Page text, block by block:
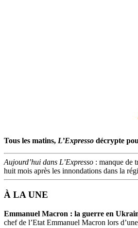
Tous les matins, L’Expresso décrypte
Aujourd’hui dans L’Expresso : manque de
huit mois après les innondations dans la
À LA UNE
Emmanuel Macron : la guerre en
chef de l’Etat Emmanuel Macron lors